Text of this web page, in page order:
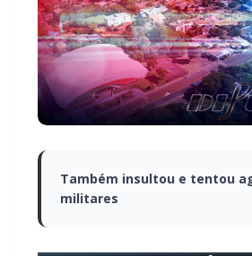
Também insultou e tentou
militares